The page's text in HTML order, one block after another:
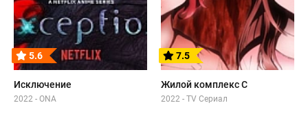
5.6
Исключение
2022 - ONA
7.5
Жилой комплекс С
2022 - TV Сериал